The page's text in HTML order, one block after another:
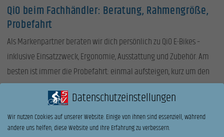
QiO beim Fachhändler: Beratung, Rahmengröße,
Probefahrt
Als Markenpartner beraten wir dich persönlich zu QiO E-Bikes –
inklusive Einsatzzweck, Ergonomie, Ausstattung und Zubehör. Am
besten ist immer die Probefahrt: einmal aufsteigen, kurz um den
Block, und plötzlich fühlt sich Alltag nach Freiheit an.
FAQ: Häufige Fragen zu QiO E-Bikes
Für wen sind QiO E-Bikes besonders geeignet?
Datenschutzeinstellungen
Wir nutzen Cookies auf unserer Website. Einige von ihnen sind essenziell, während
andere uns helfen, diese Website und Ihre Erfahrung zu verbessern.